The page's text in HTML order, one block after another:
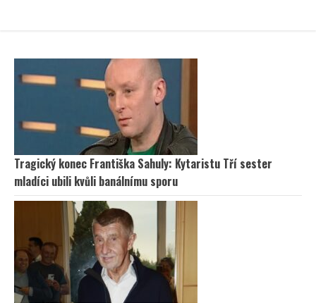
Tragický konec Františka Sahuly: Kytaristu Tří sester
mladíci ubili kvůli banálnímu sporu